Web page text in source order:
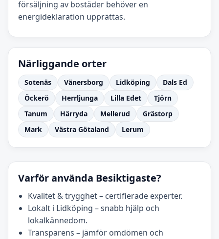
försäljning av bostäder behöver en
energideklaration upprättas.
Närliggande orter
Sotenäs Vänersborg Lidköping
Dals Ed
Öckerö
Herrljunga Lilla Edet
Tjörn
Tanum
Härryda Mellerud
Grästorp
Mark
Västra Götaland Lerum
Varför använda Besiktigaste?
Kvalitet & trygghet – certifierade experter.
Lokalt i Lidköping – snabb hjälp och
lokalkännedom.
Transparens – jämför omdömen och